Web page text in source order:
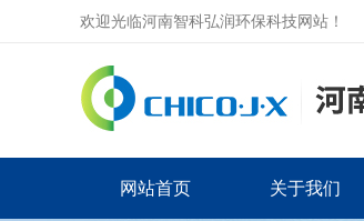
欢迎光临河南智科弘润环保科技网站！
网站首页 关于我们